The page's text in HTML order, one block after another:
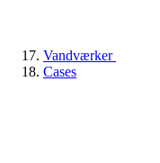
Vandværker
Cases